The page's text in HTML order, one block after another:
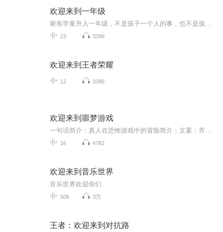
欢迎来到一年级
23 3396
欢迎来到王者荣耀
12 3386
欢迎来到噩梦游戏
16 4782
欢迎来到音乐世界
音乐世界欢迎你们
506 3万
王者：欢迎来到对抗路